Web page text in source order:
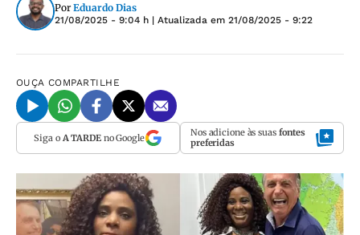
Por Eduardo Dias
21/08/2025 - 9:04 h | Atualizada em 21/08/2025 - 9:22
OUÇA COMPARTILHE
Siga o A TARDEno Google Nos adicione às suas fontes
preferidas